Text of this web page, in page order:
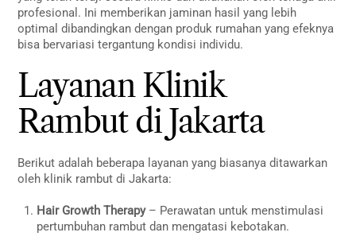
profesional. Ini memberikan jaminan hasil yang lebih
optimal dibandingkan dengan produk rumahan yang efeknya
bisa bervariasi tergantung kondisi individu.
Layanan Klinik
Rambut di Jakarta
Berikut adalah beberapa layanan yang biasanya ditawarkan
oleh klinik rambut di Jakarta:
Hair Growth Therapy– Perawatan untuk menstimulasi
pertumbuhan rambut dan mengatasi kebotakan.